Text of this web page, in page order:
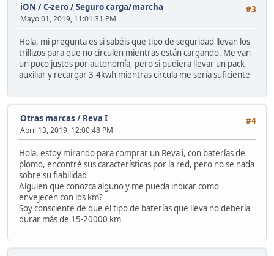
#3
iON / C-zero/Seguro carga/marcha
Mayo 01, 2019, 11:01:31 PM
Hola, mi pregunta es si sabéis que tipo de seguridad llevan los
trillizos para que no circulen mientras están cargando. Me van
un poco justos por autonomía, pero si pudiera llevar un pack
auxiliar y recargar 3-4kwh mientras circula me sería suficiente
#4
Otras marcas / Reva I
Abril 13, 2019, 12:00:48 PM
Hola, estoy mirando para comprar un Reva i, con baterías de
plomo, encontré sus características por la red, pero no se nada
sobre su fiabilidad
Alguien que conozca alguno y me pueda indicar como
envejecen con los km?
Soy consciente de que el tipo de baterías que lleva no debería
durar más de 15-20000 km